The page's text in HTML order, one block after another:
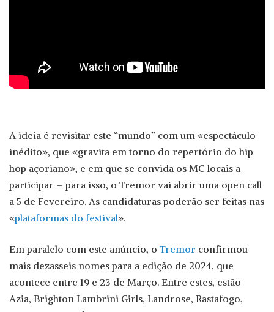
A ideia é revisitar este “mundo” com um «espectáculo
inédito», que «gravita em torno do repertório do hip
hop açoriano», e em que se convida os MC locais a
participar – para isso, o Tremor vai abrir uma open call
a 5 de Fevereiro. As candidaturas poderão ser feitas nas
«plataformas do festival».
Em paralelo com este anúncio, o Tremor confirmou
mais dezasseis nomes para a edição de 2024, que
acontece entre 19 e 23 de Março. Entre estes, estão
Azia, Brighton Lambrini Girls, Landrose, Rastafogo,